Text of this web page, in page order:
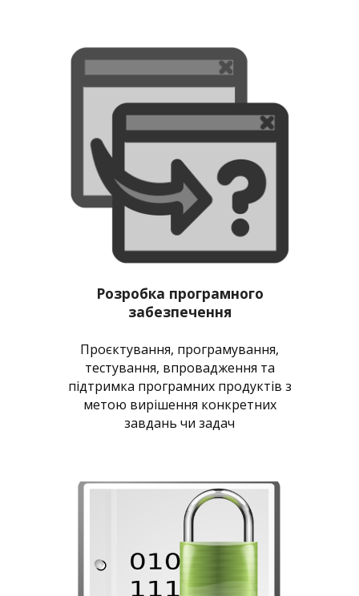
Розробка програмного
забезпечення
Проєктування, програмування,
тестування, впровадження та
підтримка програмних продуктів з
метою вирішення конкретних
завдань чи задач